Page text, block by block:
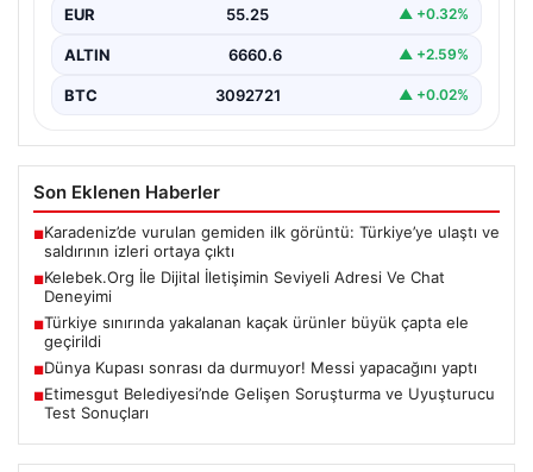
EUR 55.25 ▲ +0.32%
ALTIN 6660.6 ▲ +2.59%
BTC 3092721 ▲ +0.02%
Son Eklenen Haberler
■Karadeniz’de vurulan gemiden ilk görüntü: Türkiye’ye ulaştı ve
saldırının izleri ortaya çıktı
■Kelebek.Org İle Dijital İletişimin Seviyeli Adresi Ve Chat
Deneyimi
■Türkiye sınırında yakalanan kaçak ürünler büyük çapta ele
geçirildi
■Dünya Kupası sonrası da durmuyor! Messi yapacağını yaptı
■Etimesgut Belediyesi’nde Gelişen Soruşturma ve Uyuşturucu
Test Sonuçları